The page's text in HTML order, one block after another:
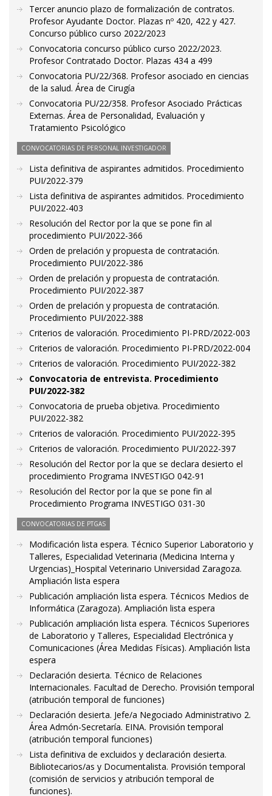
Tercer anuncio plazo de formalización de contratos.
Profesor Ayudante Doctor. Plazas nº 420, 422 y 427.
Concurso público curso 2022/2023
Convocatoria concurso público curso 2022/2023.
Profesor Contratado Doctor. Plazas 434 a 499
Convocatoria PU/22/368. Profesor asociado en ciencias
de la salud. Área de Cirugía
Convocatoria PU/22/358. Profesor Asociado Prácticas
Externas. Área de Personalidad, Evaluación y
Tratamiento Psicológico
CONVOCATORIAS DE PERSONAL INVESTIGADOR
Lista definitiva de aspirantes admitidos. Procedimiento
PUI/2022-379
Lista definitiva de aspirantes admitidos. Procedimiento
PUI/2022-403
Resolución del Rector por la que se pone fin al
procedimiento PUI/2022-366
Orden de prelación y propuesta de contratación.
Procedimiento PUI/2022-386
Orden de prelación y propuesta de contratación.
Procedimiento PUI/2022-387
Orden de prelación y propuesta de contratación.
Procedimiento PUI/2022-388
Criterios de valoración. Procedimiento PI-PRD/2022-003
Criterios de valoración. Procedimiento PI-PRD/2022-004
Criterios de valoración. Procedimiento PUI/2022-382
Convocatoria de entrevista. Procedimiento
PUI/2022-382
Convocatoria de prueba objetiva. Procedimiento
PUI/2022-382
Criterios de valoración. Procedimiento PUI/2022-395
Criterios de valoración. Procedimiento PUI/2022-397
Resolución del Rector por la que se declara desierto el
procedimiento Programa INVESTIGO 042-91
Resolución del Rector por la que se pone fin al
Procedimiento Programa INVESTIGO 031-30
CONVOCATORIAS DE PTGAS
Modificación lista espera. Técnico Superior Laboratorio y
Talleres, Especialidad Veterinaria (Medicina Interna y
Urgencias)_Hospital Veterinario Universidad Zaragoza.
Ampliación lista espera
Publicación ampliación lista espera. Técnicos Medios de
Informática (Zaragoza). Ampliación lista espera
Publicación ampliación lista espera. Técnicos Superiores
de Laboratorio y Talleres, Especialidad Electrónica y
Comunicaciones (Área Medidas Físicas). Ampliación lista
espera
Declaración desierta. Técnico de Relaciones
Internacionales. Facultad de Derecho. Provisión temporal
(atribución temporal de funciones)
Declaración desierta. Jefe/a Negociado Administrativo 2.
Área Admón-Secretaría. EINA. Provisión temporal
(atribución temporal funciones)
Lista definitiva de excluidos y declaración desierta.
Bibliotecarios/as y Documentalista. Provisión temporal
(comisión de servicios y atribución temporal de
funciones).